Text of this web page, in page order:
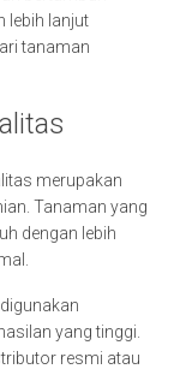
lebih lanjut
tanaman
merupakan
Tanaman yang
dengan lebih
yang tinggi.
resmi atau